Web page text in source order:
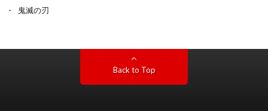
鬼滅の刃
Back to Top